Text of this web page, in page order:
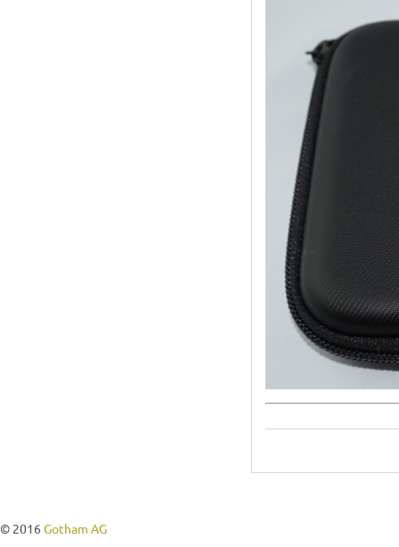
© 2016 Gotham AG